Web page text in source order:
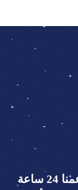
تحتاج مساعدة ؟ استدعاء دعمنا 24 ساعة